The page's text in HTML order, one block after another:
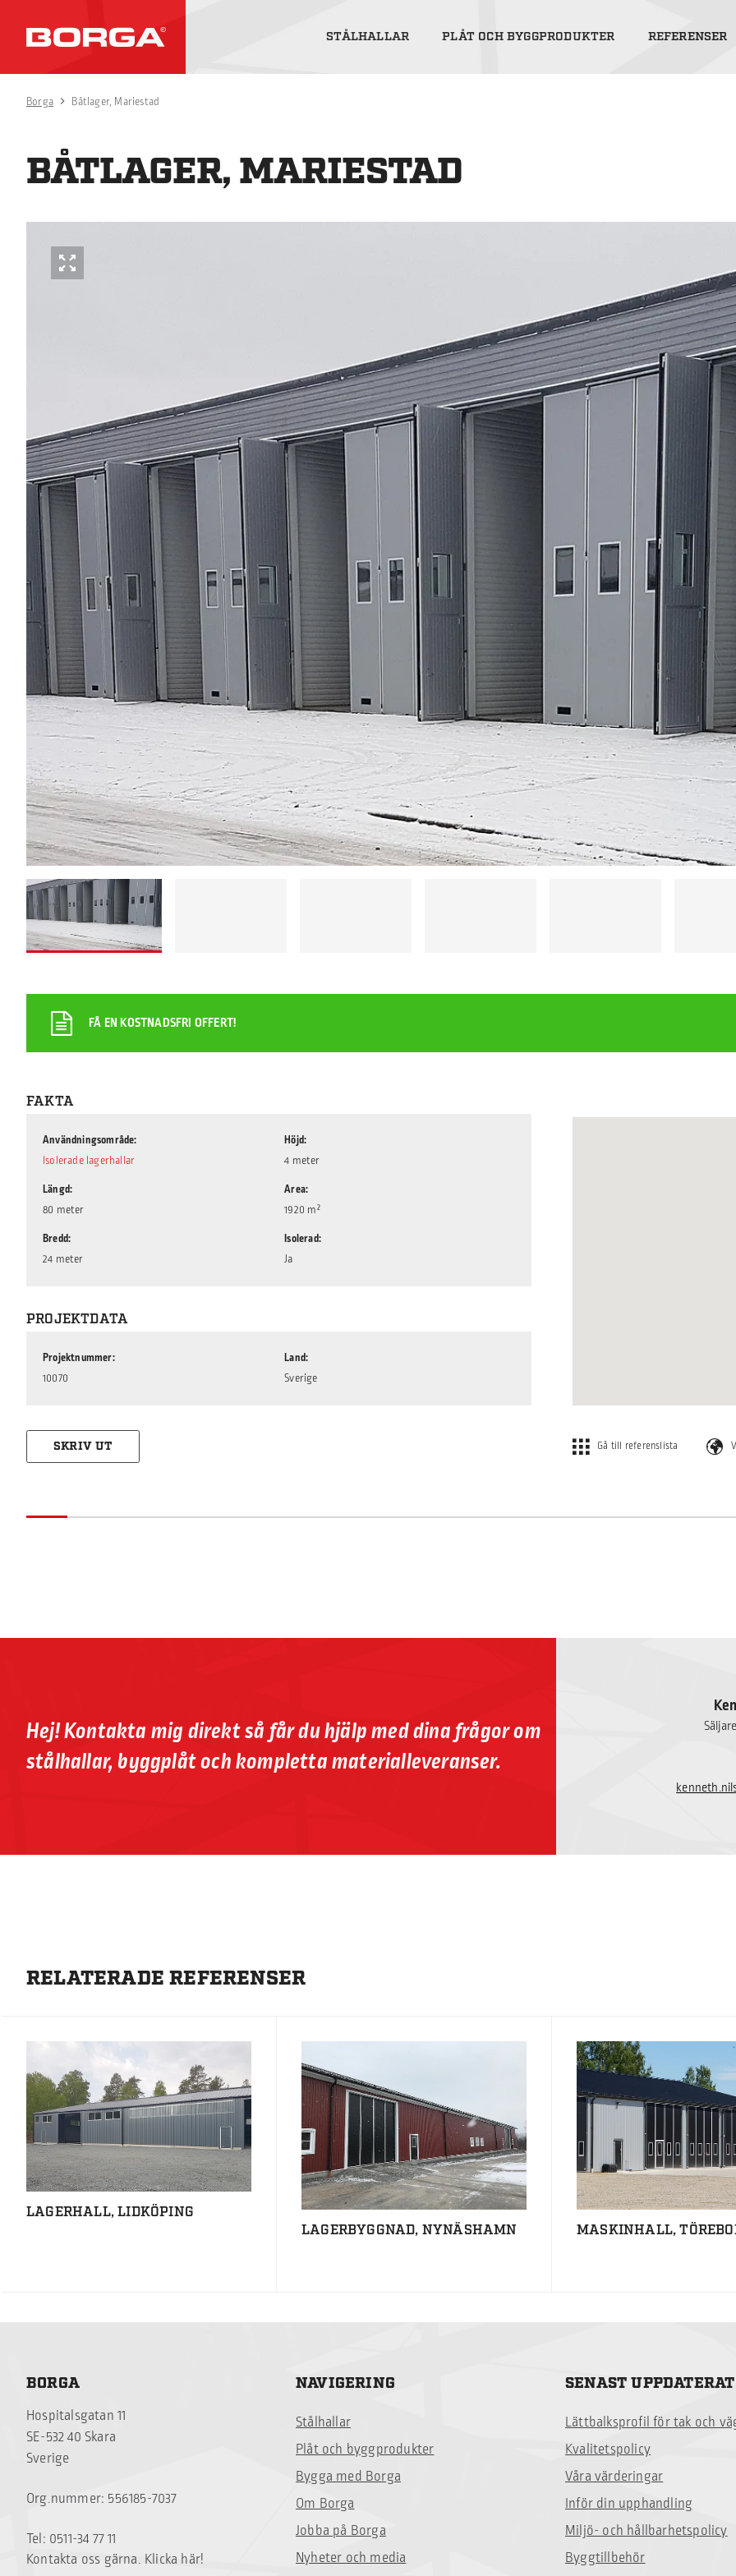
STÅLHALLAR PLÅT OCH BYGGPRODUKTER REFERENSER
Borga Båtlager, Mariestad
BÅTLAGER, MARIESTAD
FÅ EN KOSTNADSFRI OFFERT!
FAKTA
Användningsområde
Isolerade lagerhallar
Längd
80 meter
Bredd
24 meter
Höjd
4 meter
Area
1920 m²
Isolerad
Ja
PROJEKTDATA
Projektnummer
10070
Land
Sverige
SKRIV UT Gå till referenslista
Hej! Kontakta mig direkt så får du hjälp med dina frågor om
stålhallar, byggplåt och kompletta materialleveranser.
RELATERADE REFERENSER
LAGERHALL, LIDKÖPING
LAGERBYGGNAD, NYNÄSHAMN
MASKINHALL,
BORGA
Hospitalsgatan 11
SE-532 40 Skara
Sverige
Org.nummer: 556185-7037
Tel: 0511-34 77 11
Kontakta oss gärna. Klicka här!
NAVIGERING
Stålhallar
Plåt och byggprodukter
Bygga med Borga
Om Borga
Jobba på Borga
Nyheter och media
SENAST UPPDATERAT
Lättbalksprofil för tak och
Kvalitetspolicy
Våra värderingar
Inför din upphandling
Miljö- och hållbarhetspolicy
Byggtillbehör